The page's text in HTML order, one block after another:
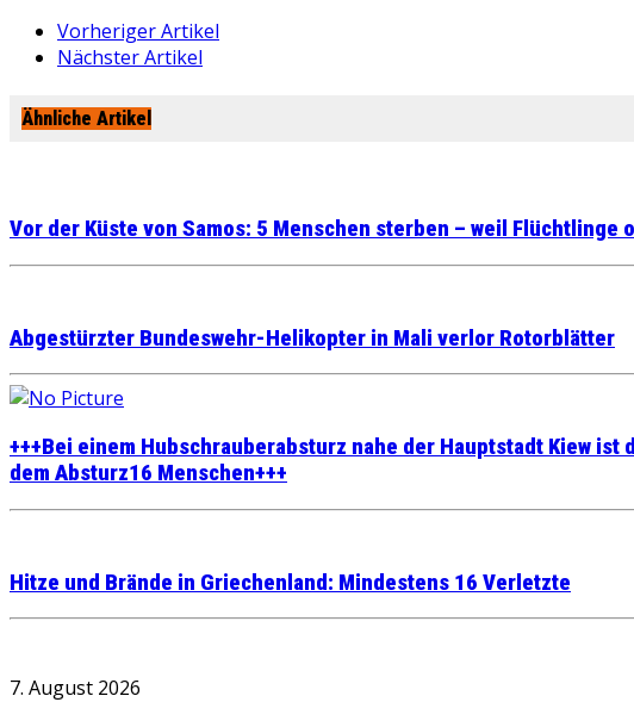
Vorheriger Artikel
Nächster Artikel
Ähnliche Artikel
Vor der Küste von Samos: 5 Menschen sterben – weil
Abgestürzter Bundeswehr-Helikopter in Mali verlor Rotorblätter
+++Bei einem Hubschrauberabsturz nahe der Hauptstadt Kiew
dem Absturz16 Menschen+++
Hitze und Brände in Griechenland: Mindestens 16 Verletzte
7. August 2026